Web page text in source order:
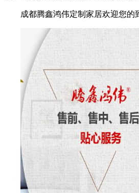
成都腾鑫鸿伟定制家居欢迎您的